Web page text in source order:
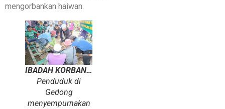
mengorbankan haiwan.
IBADAH KORBAN…
Penduduk di
Gedong
menyempurnakan